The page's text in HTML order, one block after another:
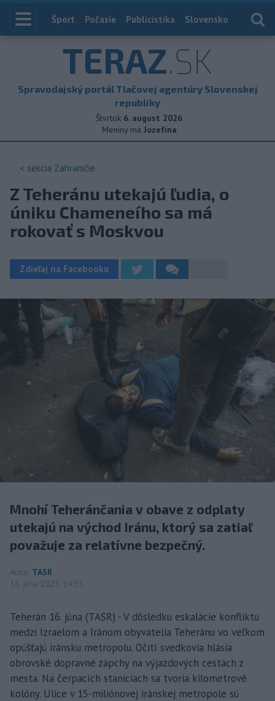
Index
Šport Počasie Publicistika Slovensko
TERAZ.SK
Spravodajský portál Tlačovej agentúry Slovenskej
republiky
Štvrtok 6. august 2026
Meniny má Jozefína
< sekcia Zahraničie
Z Teheránu utekajú ľudia, o
úniku Chameneího sa má
rokovať s Moskvou
Zdieľaj na Facebooku
Mnohí Teheránčania v obave z odplaty
utekajú na východ Iránu, ktorý sa zatiaľ
považuje za relatívne bezpečný.
Autor TASR
16. júna 2025 14:55
Teherán 16. júna (TASR) - V dôsledku eskalácie konfliktu
medzi Izraelom a Iránom obyvatelia Teheránu vo veľkom
opúšťajú iránsku metropolu. Očití svedkovia hlásia
obrovské dopravné zápchy na výjazdových cestách z
mesta. Na čerpacích staniciach sa tvoria kilometrové
kolóny. Ulice v 15-miliónovej iránskej metropole sú